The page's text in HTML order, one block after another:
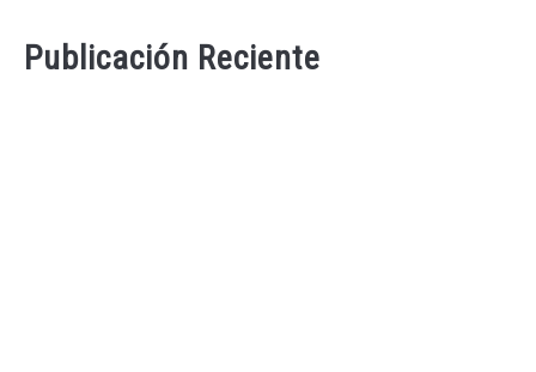
Publicación Reciente